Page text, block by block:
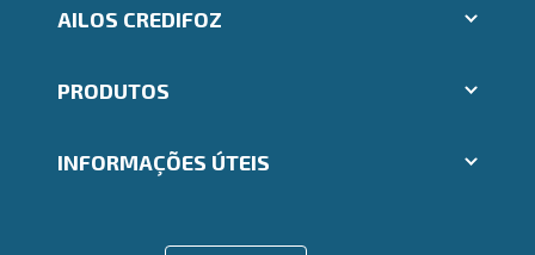
AILOS CREDIFOZ
Indique um amigo
Trabalhe Conosco
Ailos Educação
PRODUTOS
Consórcios
INFORMAÇÕES ÚTEIS
Postos de Atendimento